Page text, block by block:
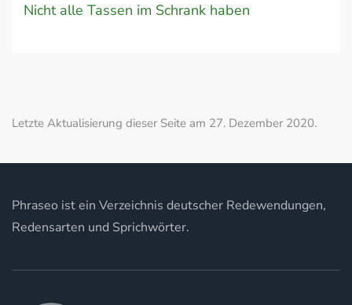
Nicht alle Tassen im Schrank haben
Letzte Aktualisierung dieser Seite am 27. Dezember 2020.
Phraseo ist ein Verzeichnis deutscher Redewendungen,
Redensarten und Sprichwörter.